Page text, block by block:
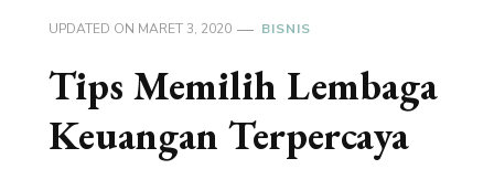
UPDATED ON MARET 3, 2020 BISNIS
Tips Memilih Lembaga
Keuangan Terpercaya